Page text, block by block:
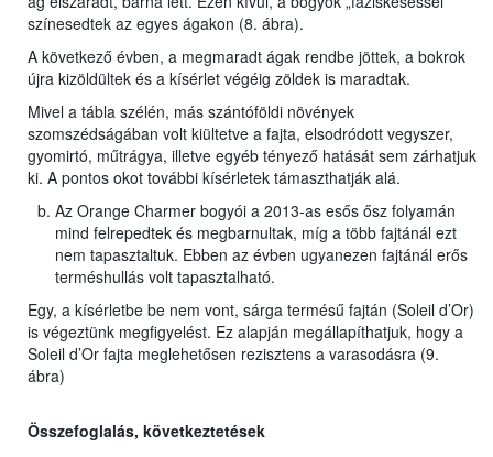
színesedtek az egyes ágakon (8. ábra).
A következő évben, a megmaradt ágak rendbe jöttek, a bokrok
újra kizöldültek és a kísérlet végéig zöldek is maradtak.
Mivel a tábla szélén, más szántóföldi növények
szomszédságában volt kiültetve a fajta, elsodródott vegyszer,
gyomirtó, műtrágya, illetve egyéb tényező hatását sem zárhatjuk
ki. A pontos okot további kísérletek támaszthatják alá.
Az Orange Charmer bogyói a 2013-as esős ősz folyamán
mind felrepedtek és megbarnultak, míg a több fajtánál ezt
nem tapasztaltuk. Ebben az évben ugyanezen fajtánál erős
terméshullás volt tapasztalható.
Egy, a kísérletbe be nem vont, sárga termésű fajtán (Soleil d’Or)
is végeztünk megfigyelést. Ez alapján megállapíthatjuk, hogy a
Soleil d’Or fajta meglehetősen rezisztens a varasodásra (9.
ábra)
Összefoglalás, következtetések